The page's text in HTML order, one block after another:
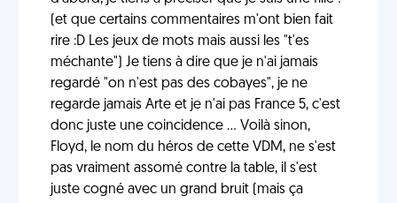
(et que certains commentaires m'ont bien fait
rire :D Les jeux de mots mais aussi les "t'es
méchante") Je tiens à dire que je n'ai jamais
regardé "on n'est pas des cobayes", je ne
regarde jamais Arte et je n'ai pas France 5, c'est
donc juste une coincidence ... Voilà sinon,
Floyd, le nom du héros de cette VDM, ne s'est
pas vraiment assomé contre la table, il s'est
juste cogné avec un grand bruit (mais ça